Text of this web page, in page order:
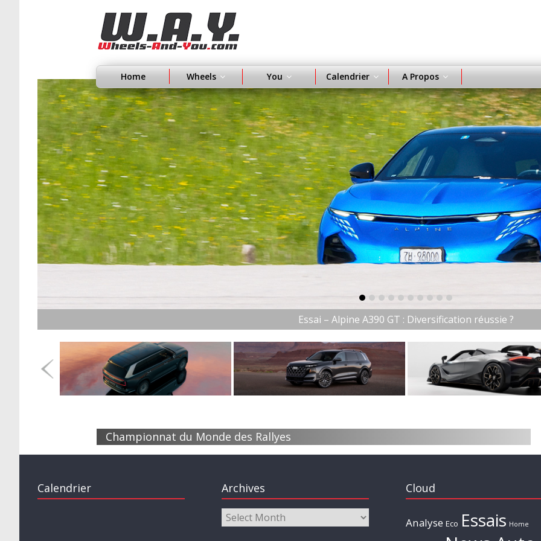
Home Wheels You Calendrier A Propos
item-0
item-1
item-2
item-3
item-4
item-5
item-6
item-7
item-8
Championnat du Monde des Rallyes
Calendrier Archives Cloud
Analyse Eco Essais Home